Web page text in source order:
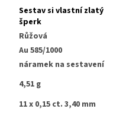
Sestav si vlastní zlatý
šperk
Růžová
Au 585/1000
náramek na sestavení
4,51 g
11 x 0,15 ct. 3,40 mm